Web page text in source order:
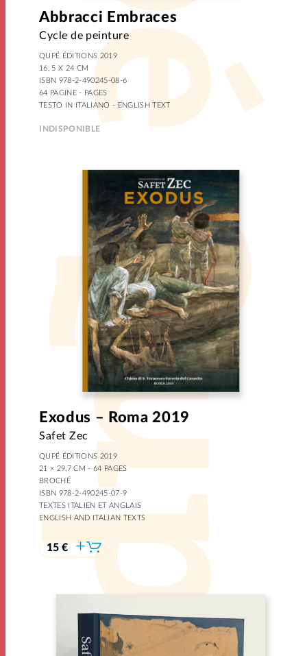
Abbracci Embraces
Cycle de peinture
QUPÉ ÉDITIONS 2019
16, 5 X 24 CM
ISBN 978-2-490245-08-6
64 PAGINE - PAGES
TESTO IN ITALIANO - ENGLISH TEXT
INDISPONIBLE
Exodus – Roma 2019
Safet Zec
QUPÉ ÉDITIONS 2019
21 × 29,7 CM - 64 PAGES
BROCHÉ
ISBN 978-2-490245-07-9
TEXTES ITALIEN ET ANGLAIS
ENGLISH AND ITALIAN TEXTS
15 €